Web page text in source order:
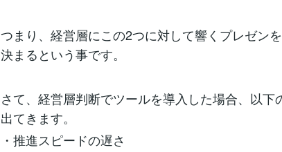
つまり、経営層にこの2つに対して響くプレゼン
決まるという事です。
さて、経営層判断でツールを導入した場合、以下
出てきます。
・推進スピードの遅さ